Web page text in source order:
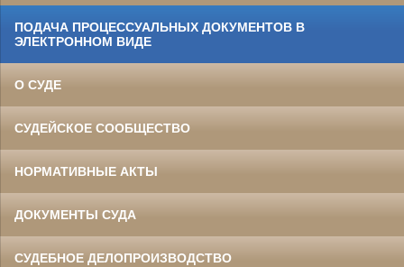
ПОДАЧА ПРОЦЕССУАЛЬНЫХ ДОКУМЕНТОВ В
ЭЛЕКТРОННОМ ВИДЕ
О СУДЕ
СУДЕЙСКОЕ СООБЩЕСТВО
НОРМАТИВНЫЕ АКТЫ
ДОКУМЕНТЫ СУДА
СУДЕБНОЕ ДЕЛОПРОИЗВОДСТВО